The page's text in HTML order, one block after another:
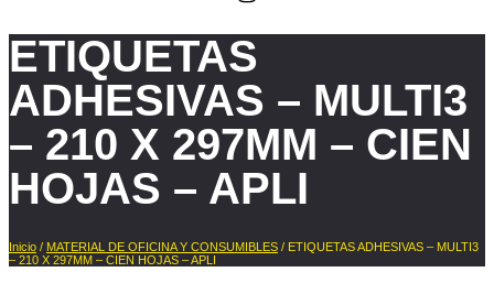
ETIQUETAS
ADHESIVAS – MULTI3
– 210 X 297MM – CIEN
HOJAS – APLI
Inicio / MATERIAL DE OFICINA Y CONSUMIBLES / ETIQUETAS ADHESIVAS – MULTI3
– 210 X 297MM – CIEN HOJAS – APLI